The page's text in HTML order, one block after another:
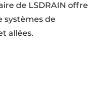
de LSDRAIN offre
systèmes de
allées.